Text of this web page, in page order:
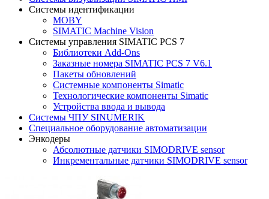
Системы идентификации
MOBY
SIMATIC Machine Vision
Системы управления SIMATIC PCS 7
Библиотеки Add-Ons
Заказные номера SIMATIC PCS 7 V6.1
Пакеты обновлений
Системные компоненты Simatic
Технологические компоненты Simatic
Устройства ввода и вывода
Системы ЧПУ SINUMERIK
Специальное оборудование автоматизации
Энкодеры
Абсолютные датчики SIMODRIVE sensor
Инкрементальные датчики SIMODRIVE sensor